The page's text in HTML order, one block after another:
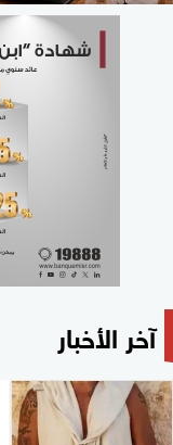
آخر الأخبار